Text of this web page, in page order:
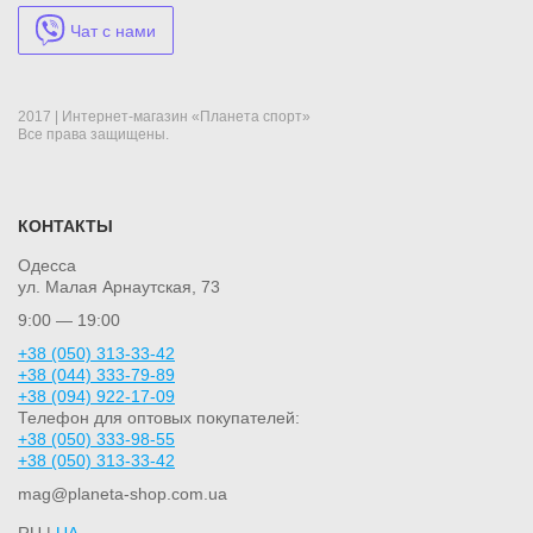
профессиональных тренеров. Удобное управление с пульта,
широкий дисплей и лёгкий, но прочный корпус — всё, что
Чат с нами
2017 | Интернет-магазин «Планета спорт»
Все права защищены.
КОНТАКТЫ
Одесса
ул. Малая Арнаутская, 73
9:00 — 19:00
+38 (050) 313-33-42
+38 (044) 333-79-89
+38 (094) 922-17-09
Телефон для оптовых покупателей:
+38 (050) 333-98-55
+38 (050) 313-33-42
mag@planeta-shop.com.ua